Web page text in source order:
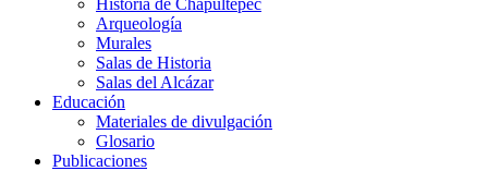
Historia de Chapultepec
Arqueología
Murales
Salas de Historia
Salas del Alcázar
Educación
Materiales de divulgación
Glosario
Publicaciones